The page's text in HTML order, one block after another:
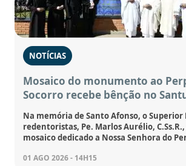
NOTÍCIAS
Mosaico do monumento ao
Socorro recebe bênção no
Na memória de Santo Afonso, o Superior
redentoristas, Pe. Marlos Aurélio,
mosaico dedicado a Nossa Senhora do
01 AGO 2026 - 14H15